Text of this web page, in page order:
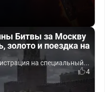
Битвы за Москву
золото и поездка на
на специальный...
4